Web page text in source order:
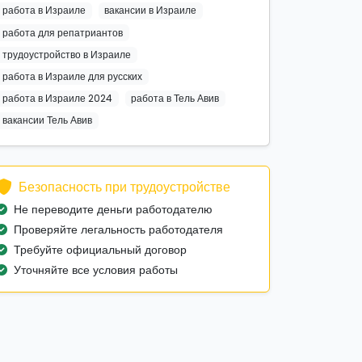
работа в Израиле
вакансии в Израиле
работа для репатриантов
трудоустройство в Израиле
работа в Израиле для русских
работа в Израиле 2024
работа в Тель Авив
вакансии Тель Авив
Безопасность при трудоустройстве
Не переводите деньги работодателю
Проверяйте легальность работодателя
Требуйте официальный договор
Уточняйте все условия работы